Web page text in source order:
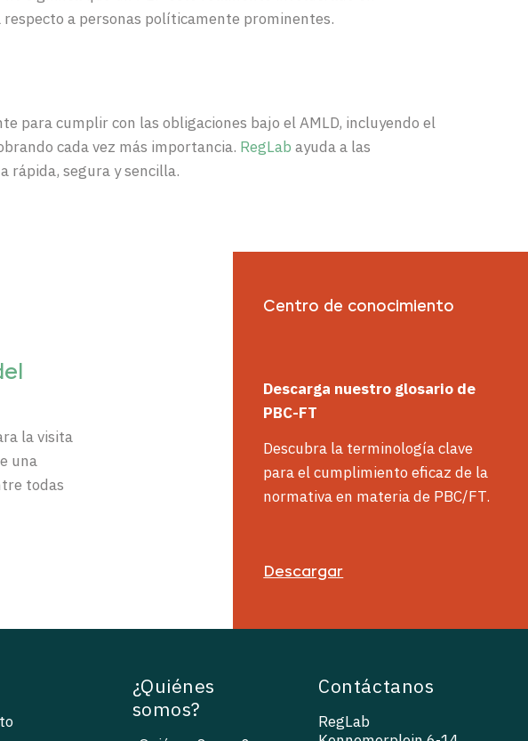
a personas políticamente prominentes.
para cumplir con las obligaciones bajo el AMLD, incluyendo el
cada vez más importancia. RegLab ayuda a las
rápida, segura y sencilla.
lavisita
una
todas
Centro de conocimiento
Descarga nuestro glosario de
PBC-FT
Descubra la terminología clave
para el cumplimiento eficaz de la
normativa en materia de PBC/FT.
Descargar
¿Quiénes
somos?
Contáctanos
RegLab